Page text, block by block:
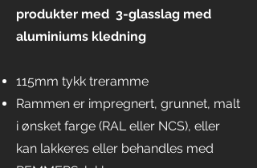
produkter med 3-glasslag med
aluminiums kledning
115mm tykk treramme
Rammen er impregnert, grunnet, malt
i ønsket farge (RAL eller NCS), eller
kan lakkeres eller behandles med